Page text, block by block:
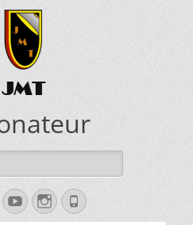
JMT
YouTubeInstagram
Tél